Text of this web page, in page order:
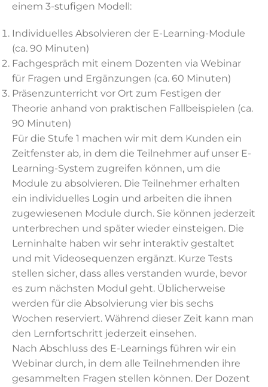
einem 3-stufigen Modell:
Individuelles Absolvieren der E-Learning-Module
(ca. 90 Minuten)
Fachgespräch mit einem Dozenten via Webinar
für Fragen und Ergänzungen (ca. 60 Minuten)
Präsenzunterricht vor Ort zum Festigen der
Theorie anhand von praktischen Fallbeispielen (ca.
90 Minuten)
Für die Stufe 1 machen wir mit dem Kunden ein
Zeitfenster ab, in dem die Teilnehmer auf unser E-
Learning-System zugreifen können, um die
Module zu absolvieren. Die Teilnehmer erhalten
ein individuelles Login und arbeiten die ihnen
zugewiesenen Module durch. Sie können jederzeit
unterbrechen und später wieder einsteigen. Die
Lerninhalte haben wir sehr interaktiv gestaltet
und mit Videosequenzen ergänzt. Kurze Tests
stellen sicher, dass alles verstanden wurde, bevor
es zum nächsten Modul geht. Üblicherweise
werden für die Absolvierung vier bis sechs
Wochen reserviert. Während dieser Zeit kann man
den Lernfortschritt jederzeit einsehen.
Nach Abschluss des E-Learnings führen wir ein
Webinar durch, in dem alle Teilnehmenden ihre
gesammelten Fragen stellen können. Der Dozent